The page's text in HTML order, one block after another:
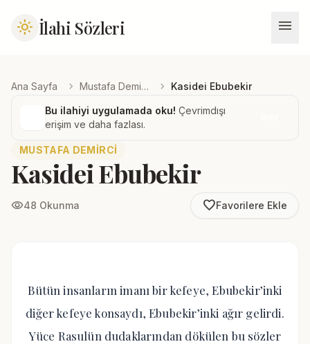
light_mode İlahi Sözleri menu
Ana Sayfa chevron_right Mustafa Demirci chevron_right Kasidei Ebubekir
Bu ilahiyi uygulamada oku! Çevrimdışı
erişim ve daha fazlası.
MUSTAFA DEMIRCI
Kasidei Ebubekir
visibility48 Okunma favorite_borderFavorilere Ekle
Bütün insanların imanı bir kefeye, Ebubekir’inki
diğer kefeye konsaydı, Ebubekir’inki ağır gelirdi.
Yüce Rasulün dudaklarından dökülen bu sözler